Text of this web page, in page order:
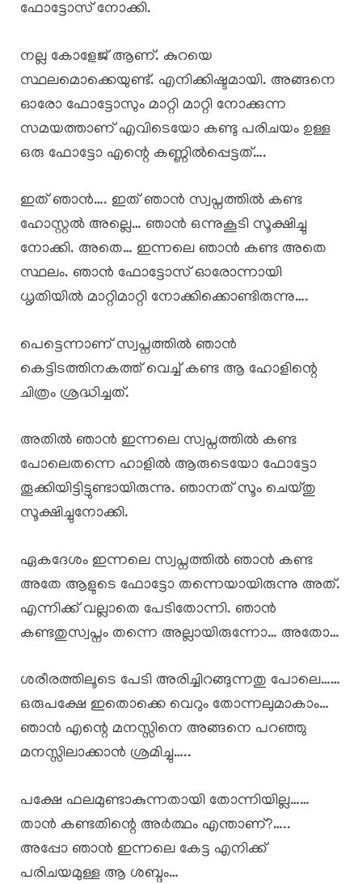
ഫോട്ടോസ് നോക്കി.
നല്ല കോളേജ് ആണ്. കുറയെ
സ്ഥലമൊക്കെയുണ്ട്. എനിക്കിഷ്ടമായി. അങ്ങനെ
ഓരോ ഫോട്ടോസും മാറ്റി മാറ്റി നോക്കുന്ന
സമയത്താണ് എവിടെയോ കണ്ടു പരിചയം ഉള്ള
ഒരു ഫോട്ടോ എന്റെ കണ്ണിൽപ്പെട്ടത്….
ഇത് ഞാൻ…. ഇത് ഞാൻ സ്വപ്നത്തിൽ കണ്ട
ഹോസ്റ്റൽ അല്ലെ… ഞാൻ ഒന്നുകൂടി സൂക്ഷിച്ചു
നോക്കി. അതെ… ഇന്നലെ ഞാൻ കണ്ട അതെ
സ്ഥലം. ഞാൻ ഫോട്ടോസ് ഓരോന്നായി
ധൃതിയിൽ മാറ്റിമാറ്റി നോക്കിക്കൊണ്ടിരുന്നു….
പെട്ടെന്നാണ് സ്വപ്നത്തിൽ ഞാൻ
കെട്ടിടത്തിനകത്ത് വെച്ച് കണ്ട ആ ഹോളിന്റെ
ചിത്രം ശ്രദ്ധിച്ചത്.
അതിൽ ഞാൻ ഇന്നലെ സ്വപ്നത്തിൽ കണ്ട
പോലെതന്നെ ഹാളിൽ ആരുടെയോ ഫോട്ടോ
തൂക്കിയിട്ടിട്ടുണ്ടായിരുന്നു. ഞാനത് സൂം ചെയ്തു
സൂക്ഷിച്ചുനോക്കി.
ഏകദേശം ഇന്നലെ സ്വപ്നത്തിൽ ഞാൻ കണ്ട
അതേ ആളുടെ ഫോട്ടോ തന്നെയായിരുന്നു അത്.
എന്നിക്ക് വല്ലാതെ പേടിതോന്നി. ഞാൻ
കണ്ടതുസ്വപ്നം തന്നെ അല്ലായിരുന്നോ… അതോ…
ശരീരത്തിലൂടെ പേടി അരിച്ചിറങ്ങുന്നതു പോലെ……
ഒരുപക്ഷേ ഇതൊക്കെ വെറും തോന്നലുമാകാം…
ഞാൻ എന്റെ മനസ്സിനെ അങ്ങനെ പറഞ്ഞു
മനസ്സിലാക്കാൻ ശ്രമിച്ചു…..
പക്ഷേ ഫലമുണ്ടാകുന്നതായി തോന്നിയില്ല……
താൻ കണ്ടതിന്റെ അർത്ഥം എന്താണ്?…..
അപ്പോ ഞാൻ ഇന്നലെ കേട്ട എനിക്ക്
പരിചയമുള്ള ആ ശബ്ദം…